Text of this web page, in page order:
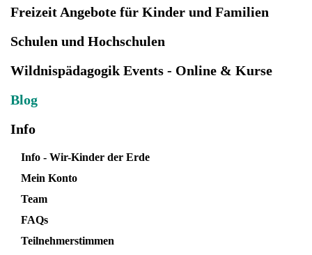
Freizeit Angebote für Kinder und Familien
Schulen und Hochschulen
Wildnispädagogik Events - Online & Kurse
Blog
Info
Info - Wir-Kinder der Erde
Mein Konto
Team
FAQs
Teilnehmerstimmen